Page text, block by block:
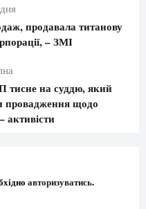
продавала титанову
– ЗМІ
тисне на суддю, який
провадження щодо
активісти
авторизуватись.